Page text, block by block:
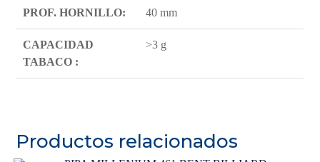
PROF. HORNILLO: 40 mm
CAPACIDAD
TABACO :
>3 g
Productos relacionados